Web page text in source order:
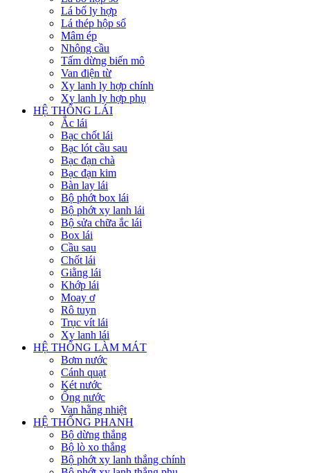
Lá bố ly hợp
Lá thép hộp số
Mâm ép
Nhông cầu
Tấm dừng biến mô
Van điện từ
Xy lanh ly hợp chính
Xy lanh ly hợp phụ
HỆ THỐNG LÁI
Ắc lái
Bạc chốt lái
Bạc lót cầu sau
Bạc đạn chà
Bạc đạn kim
Bàn lay lái
Bộ phớt box lái
Bộ phớt xy lanh lái
Bộ sửa chữa ắc lái
Box lái
Cầu sau
Chốt lái
Giằng lái
Khớp lái
Moay ơ
Rô tuyn
Trục vít lái
Xy lanh lái
HỆ THỐNG LÀM MÁT
Bơm nước
Cánh quạt
Két nước
Ống nước
Van hằng nhiệt
HỆ THỐNG PHANH
Bộ dừng thắng
Bộ lò xo thắng
Bộ phớt xy lanh thắng chính